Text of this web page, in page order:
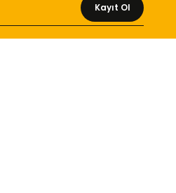
Kayıt Ol